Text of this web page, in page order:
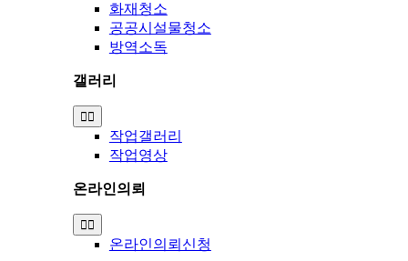
화재청소
공공시설물청소
방역소독
갤러리
Toggle
Navigation
작업갤러리
작업영상
온라인의뢰
Toggle
Navigation
온라인의뢰신청